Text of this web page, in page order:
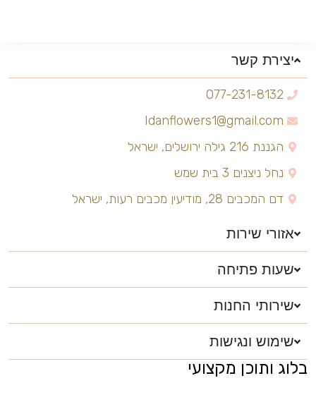
יצירת קשר
077-231-8132
Idanflowers1@gmail.com
הגננת 216 גילה ירושלים, ישראל
נחל ניצנים 3 בית שמש
דם המכבים 28, מודיעין מכבים רעות, ישראל
אזורי שירות
שעות פתיחה
שירותי החנות
שימוש ונגישות
בלוג ותוכן מקצועי